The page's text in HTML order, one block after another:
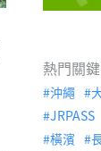
熱門關
沖繩
JRPASS
橫濱